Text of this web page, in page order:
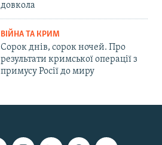
довкола
ВІЙНА ТА КРИМ
Сорок днів, сорок ночей. Про
результати кримської операції з
примусу Росії до миру